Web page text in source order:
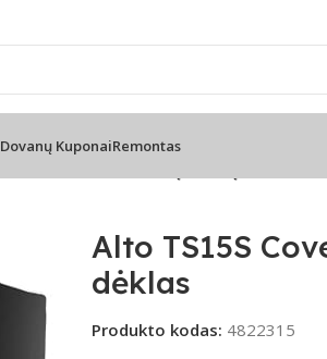
📦 Nemokamas
Dovanų KuponaiRemontas
Alto TS15S
dėklas
Produkto kodas: 4822315